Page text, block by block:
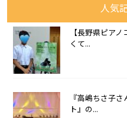
人気
【長野県ピア
くて...
『高嶋ちさ子
ト』の...